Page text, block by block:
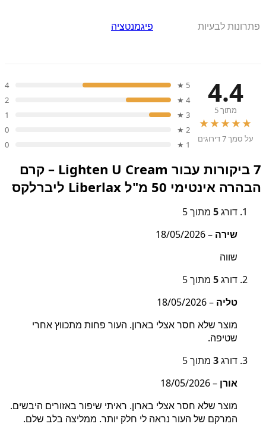
פתרונות לבעיות פיגמנטציה
4.4
מתוך 5
★★★★★
על סמך 7 דירוגים
5 ★
4
4 ★
2
3 ★
1
2 ★
0
1 ★
0
7 ביקורות עבור
Lighten U Cream – קרם
הבהרה אינטימי 50 מ"ל Liberlax ליברלקס
דורג5 מתוך 5
שירה –
18/05/2026
שווה
דורג5 מתוך 5
טליה –
18/05/2026
מוצר שלא חסר אצלי בארון. העור פחות מתכווץ אחרי
שטיפה.
דורג3 מתוך 5
אורן –
18/05/2026
מוצר שלא חסר אצלי בארון. ראיתי שיפור באזורים היבשים.
המרקם של העור נראה לי חלק יותר. ממליצה בלב שלם.